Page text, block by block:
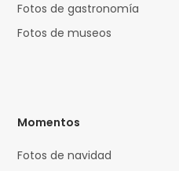
Fotos de gastronomía
Fotos de museos
Momentos
Fotos de navidad